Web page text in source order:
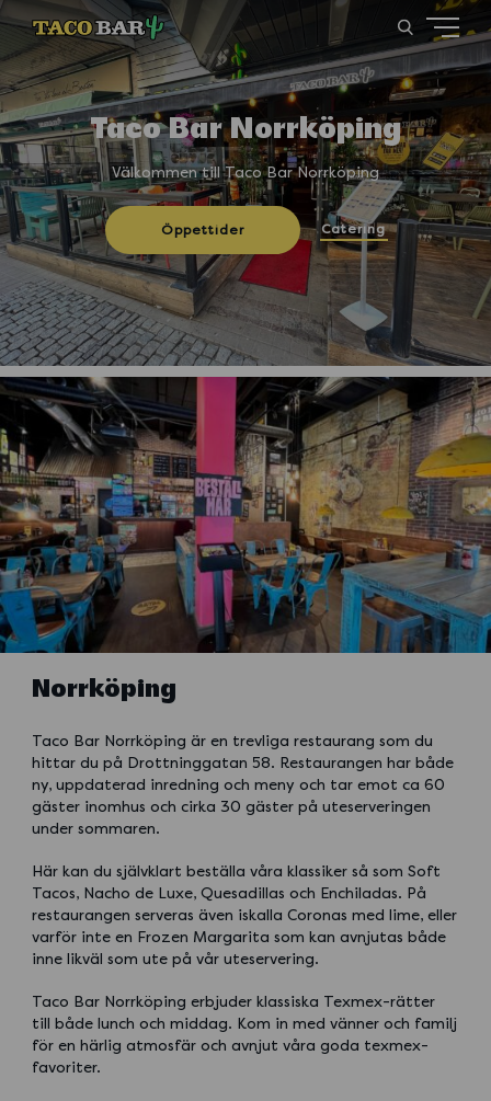
Taco Bar Norrköping
Välkommen till Taco Bar Norrköping
Öppettider Catering
Norrköping
Taco Bar Norrköping är en trevliga restaurang som du
hittar du på Drottninggatan 58. Restaurangen har både
ny, uppdaterad inredning och meny och tar emot ca 60
gäster inomhus och cirka 30 gäster på uteserveringen
under sommaren.
Här kan du självklart beställa våra klassiker så som Soft
Tacos, Nacho de Luxe, Quesadillas och Enchiladas. På
restaurangen serveras även iskalla Coronas med lime, eller
varför inte en Frozen Margarita som kan avnjutas både
inne likväl som ute på vår uteservering.
Taco Bar Norrköping erbjuder klassiska Texmex-rätter
till både lunch och middag. Kom in med vänner och familj
för en härlig atmosfär och avnjut våra goda texmex-
favoriter.